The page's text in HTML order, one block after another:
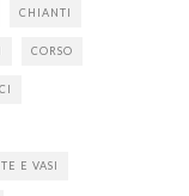
CHIANTI
CORSO
E VASI